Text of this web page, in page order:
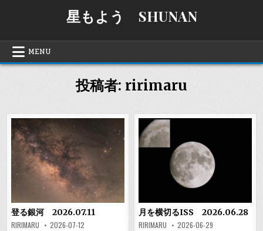
星もよう SHUNAN
MENU
投稿者: ririmaru
登る銀河 2026.07.11
RIRIMARU 2026-07-12
月を横切るISS 2026.06.28
RIRIMARU 2026-06-29